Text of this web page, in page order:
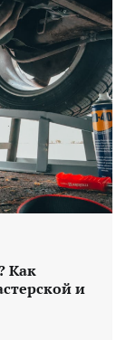
Как
и